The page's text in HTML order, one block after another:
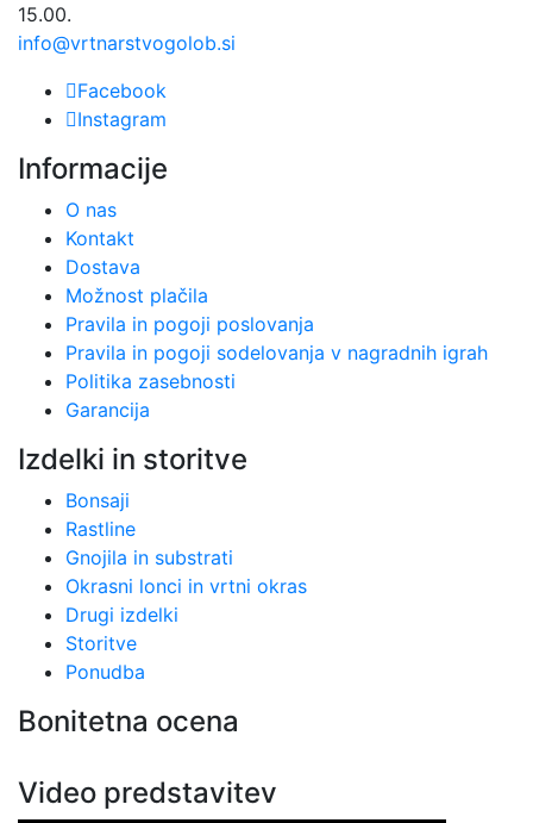
15.00.
info@vrtnarstvogolob.si
Facebook
Instagram
Informacije
O nas
Kontakt
Dostava
Možnost plačila
Pravila in pogoji poslovanja
Pravila in pogoji sodelovanja v nagradnih igrah
Politika zasebnosti
Garancija
Izdelki in storitve
Bonsaji
Rastline
Gnojila in substrati
Okrasni lonci in vrtni okras
Drugi izdelki
Storitve
Ponudba
Bonitetna ocena
Video predstavitev